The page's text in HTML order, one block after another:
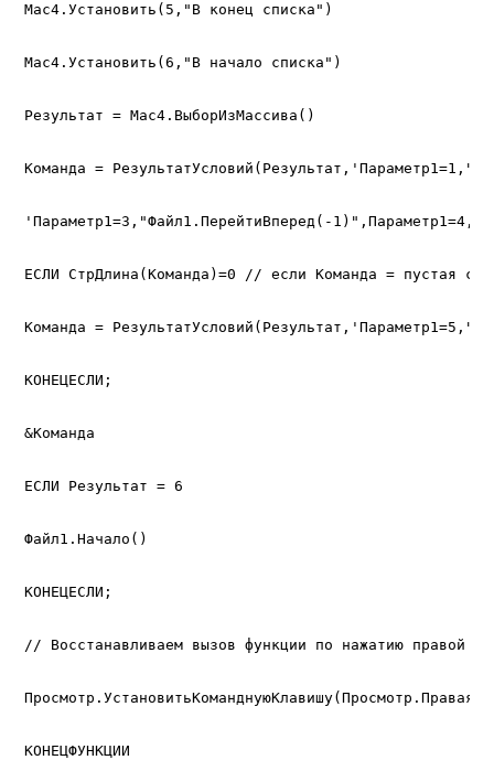
Мас4.Установить(5,"В конец списка")
Мас4.Установить(6,"В начало списка")
Результат = Мас4.ВыборИзМассива()
Команда =
'Параметр1=3,"Файл1.ПерейтиВперед(-
ЕСЛИ СтрДлина(Команда)=0 // если Команда = пустая
Команда =
КОНЕЦЕСЛИ;
&Команда
ЕСЛИ Результат = 6
Файл1.Начало()
КОНЕЦЕСЛИ;
// Восстанавливаем вызов функции по нажатию правой
КОНЕЦФУНКЦИИ